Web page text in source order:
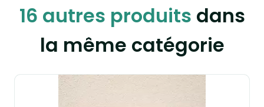
16 autres produits dans
la même catégorie